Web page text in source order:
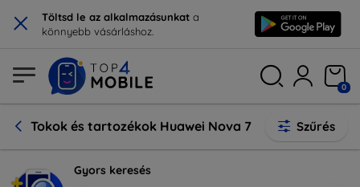
× Töltsd le az alkalmazásunkat a
könnyebb vásárláshoz.
0
Tokok és tartozékok Huawei Nova 7 Szűrés
Gyors keresés